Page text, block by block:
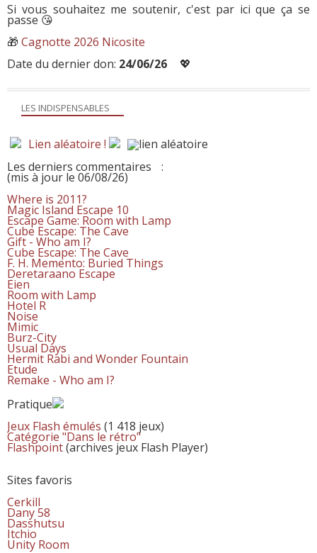
LES INDISPENSABLES
Lien aléatoire !
Les derniers commentaires
:
(mis à jour le 06/08/26)
Where is 2011?
Magic Island Escape 10
Escape Game: Room with Lamp
Cube Escape: The Cave
Gift - Who am I?
Cube Escape: The Cave
F. H. Memento: Buried Things
Deretaraano Escape
Eien
Room with Lamp
Hotel R
Noise
Mimic
Burz-City
Usual Days
Hermit Rabi and Wonder Fountain
Etude
Remake - Who am I?
Pratique
Jeux Flash émulés (1 418 jeux)
Catégorie "Dans le rétro"
Flashpoint(archives jeux Flash Player)
Sites favoris
Cerkill
Dany 58
Dasshutsu
Itchio
Unity Room
Si vous souhaitez me soutenir, c'est par ici que ça se
passe 😘
🎁 Cagnotte 2026 Nicosite
Date du dernier don: 24/06/26 💖